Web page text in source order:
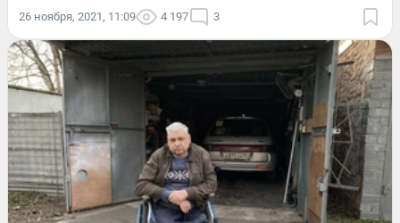
26 ноября, 2021, 11:09 4 197 3